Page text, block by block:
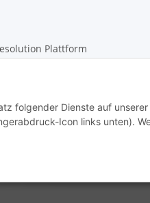
folgender Dienste auf unserer
Icon links unten).
Plattform